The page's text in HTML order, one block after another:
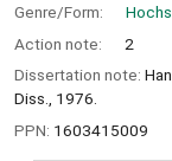
Genre/Form:
Action note:
2
Dissertation note:
Diss., 1976.
PPN: 1603415009